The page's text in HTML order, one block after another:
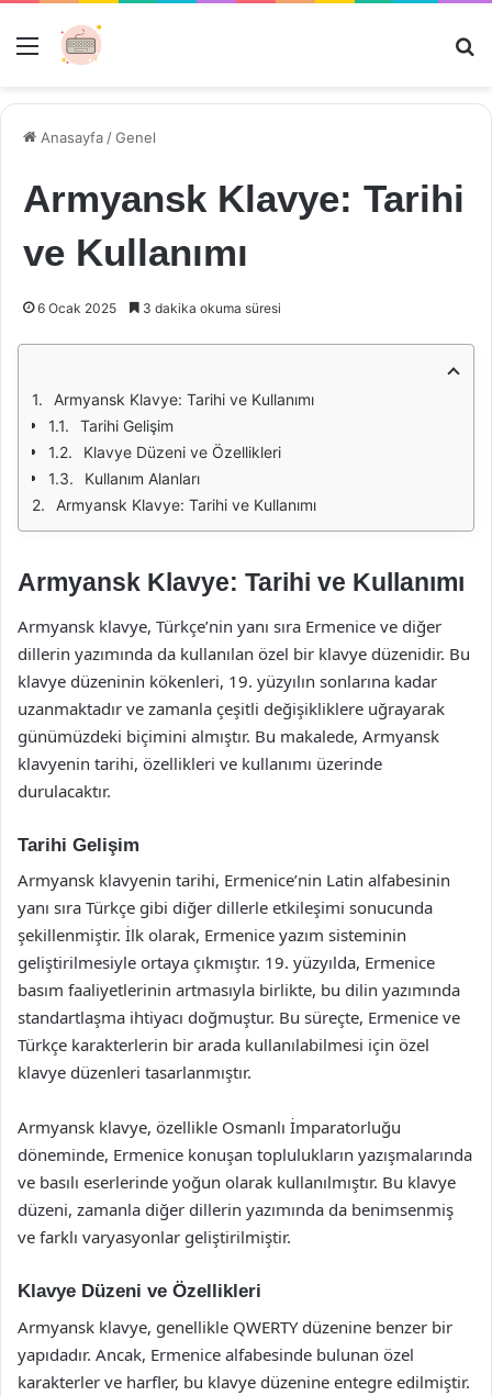
Menü
Anasayfa /Genel
Armyansk Klavye: Tarihi
ve Kullanımı
6 Ocak 2025 3 dakika okuma süresi
Armyansk Klavye: Tarihi ve Kullanımı
Tarihi Gelişim
Klavye Düzeni ve Özellikleri
Kullanım Alanları
Armyansk Klavye: Tarihi ve Kullanımı
Armyansk Klavye: Tarihi ve Kullanımı
Armyansk klavye, Türkçe’nin yanı sıra Ermenice ve diğer
dillerin yazımında da kullanılan özel bir klavye düzenidir. Bu
klavye düzeninin kökenleri, 19. yüzyılın sonlarına kadar
uzanmaktadır ve zamanla çeşitli değişikliklere uğrayarak
günümüzdeki biçimini almıştır. Bu makalede, Armyansk
klavyenin tarihi, özellikleri ve kullanımı üzerinde
durulacaktır.
Tarihi Gelişim
Armyansk klavyenin tarihi, Ermenice’nin Latin alfabesinin
yanı sıra Türkçe gibi diğer dillerle etkileşimi sonucunda
şekillenmiştir. İlk olarak, Ermenice yazım sisteminin
geliştirilmesiyle ortaya çıkmıştır. 19. yüzyılda, Ermenice
basım faaliyetlerinin artmasıyla birlikte, bu dilin yazımında
standartlaşma ihtiyacı doğmuştur. Bu süreçte, Ermenice ve
Türkçe karakterlerin bir arada kullanılabilmesi için özel
klavye düzenleri tasarlanmıştır.
Armyansk klavye, özellikle Osmanlı İmparatorluğu
döneminde, Ermenice konuşan toplulukların yazışmalarında
ve basılı eserlerinde yoğun olarak kullanılmıştır. Bu klavye
düzeni, zamanla diğer dillerin yazımında da benimsenmiş
ve farklı varyasyonlar geliştirilmiştir.
Klavye Düzeni ve Özellikleri
Armyansk klavye, genellikle QWERTY düzenine benzer bir
yapıdadır. Ancak, Ermenice alfabesinde bulunan özel
karakterler ve harfler, bu klavye düzenine entegre edilmiştir.